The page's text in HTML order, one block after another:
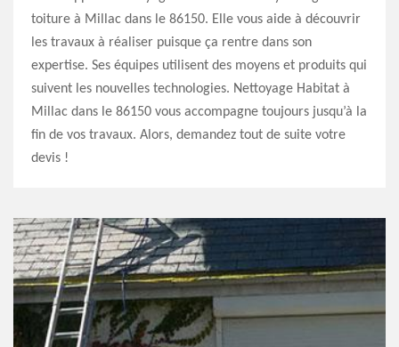
toiture à Millac dans le 86150. Elle vous aide à découvrir
les travaux à réaliser puisque ça rentre dans son
expertise. Ses équipes utilisent des moyens et produits qui
suivent les nouvelles technologies. Nettoyage Habitat à
Millac dans le 86150 vous accompagne toujours jusqu’à la
fin de vos travaux. Alors, demandez tout de suite votre
devis !